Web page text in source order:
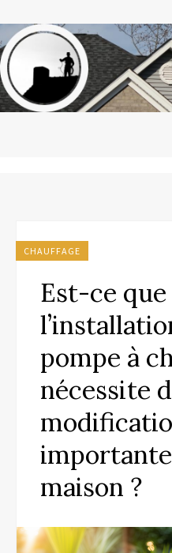
CHAUFFAGE
Est-ce que
pompe à
nécessite
maison ?